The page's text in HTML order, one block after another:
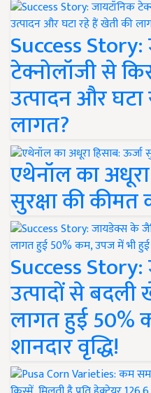
Success
टेक्नोलॉजी से
उत्पादन और
लागत?
एथेनॉल का
सुरक्षा की कीमत
Success
उत्पादों से बदली
लागत हुई 50%
शानदार वृद्धि!